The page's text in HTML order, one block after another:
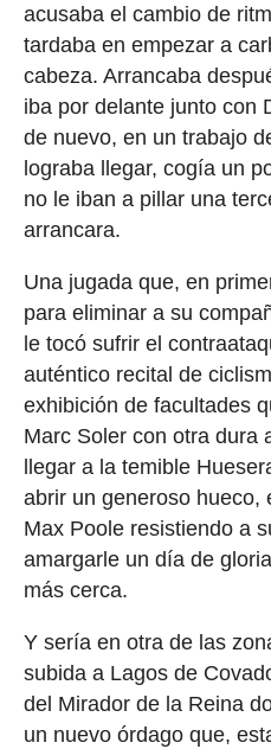
acusaba el cambio de
tardaba en empezar a
cabeza. Arrancaba
iba por delante junto con
de nuevo, en un trabajo
lograba llegar, cogía un
no le iban a pillar una
arrancara.
Una jugada que, en
para eliminar a su
le tocó sufrir el
auténtico recital de
exhibición de facultades
Marc Soler con otra dura
llegar a la temible
abrir un generoso hueco,
Max Poole resistiendo a
amargarle un día de
más cerca.
Y sería en otra de las
subida a Lagos de
del Mirador de la Reina
un nuevo órdago que,